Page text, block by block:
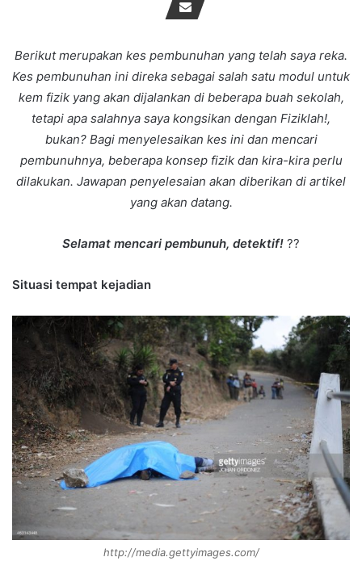
Berikut merupakan kes pembunuhan yang telah saya reka.
Kes pembunuhan ini direka sebagai salah satu modul untuk
kem fizik yang akan dijalankan di beberapa buah sekolah,
tetapi apa salahnya saya kongsikan dengan Fiziklah!,
bukan? Bagi menyelesaikan kes ini dan mencari
pembunuhnya, beberapa konsep fizik dan kira-kira perlu
dilakukan. Jawapan penyelesaian akan diberikan di artikel
yang akan datang.
Selamat mencari pembunuh, detektif! ??
Situasi tempat kejadian
http://media.gettyimages.com/